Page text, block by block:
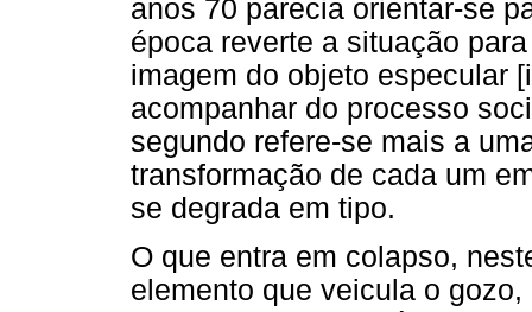
anos 70 parecia orientar-se
época reverte a situação
imagem do objeto especular
acompanhar do processo
segundo refere-se mais a
transformação de cada um
se degrada em tipo.
O que entra em colapso,
elemento que veicula o